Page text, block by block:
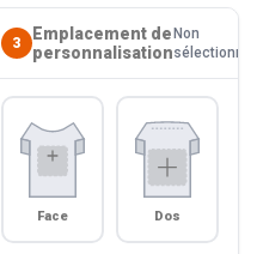
3
Emplacement de
personnalisation
Non
sélectionné
Face Dos